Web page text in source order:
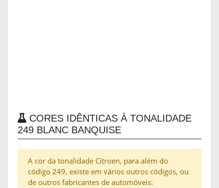
CORES IDÊNTICAS À TONALIDADE
249 BLANC BANQUISE
A cor da tonalidade Citroen, para além do
código 249, existe em vários outros códigos, ou
de outros fabricantes de automóveis: